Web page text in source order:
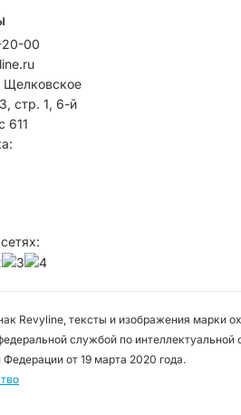
20-00
Щелковское
стр. 1, 6-й
611
Revyline, тексты и изображения марки
службой по интеллектуальной
Федерации от 19 марта 2020 года.